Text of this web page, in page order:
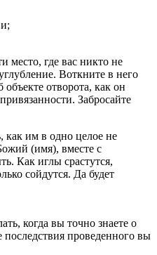
место, где вас никто не
Воткните в него
объекте отворота, как он
Забросайте
как им в одно целое не
(имя), вместе с
Как иглы срастутся,
сойдутся. Да будет
когда вы точно знаете о
проведенного вы